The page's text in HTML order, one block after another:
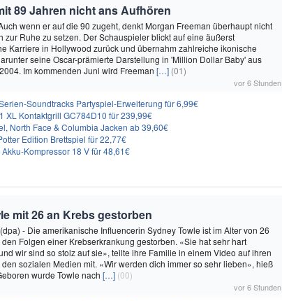
89 Jahren nicht ans Aufhören
wenn er auf die 90 zugeht, denkt Morgan Freeman überhaupt nicht
zur Ruhe zu setzen. Der Schauspieler blickt auf eine äußerst
Karriere in Hollywood zurück und übernahm zahlreiche ikonische
seine Oscar-prämierte Darstellung in 'Million Dollar Baby' aus
Im kommenden Juni wird Freeman […] (01)
vor 6 Stunden
Soundtracks Partyspiel-Erweiterung für 6,99€
XL Kontaktgrill GC784D10 für 239,99€
North Face & Columbia Jacken ab 39,60€
Edition Brettspiel für 22,77€
Kompressor 18 V für 48,61€
mit 26 an Krebs gestorben
- Die amerikanische Influencerin Sydney Towle ist im Alter von 26
Folgen einer Krebserkrankung gestorben. «Sie hat sehr hart
wir sind so stolz auf sie», teilte ihre Familie in einem Video auf ihren
sozialen Medien mit. «Wir werden dich immer so sehr lieben», hieß
wurde Towle nach […] (00)
vor 6 Stunden